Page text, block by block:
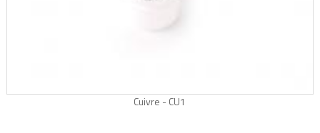
Cuivre - CU1